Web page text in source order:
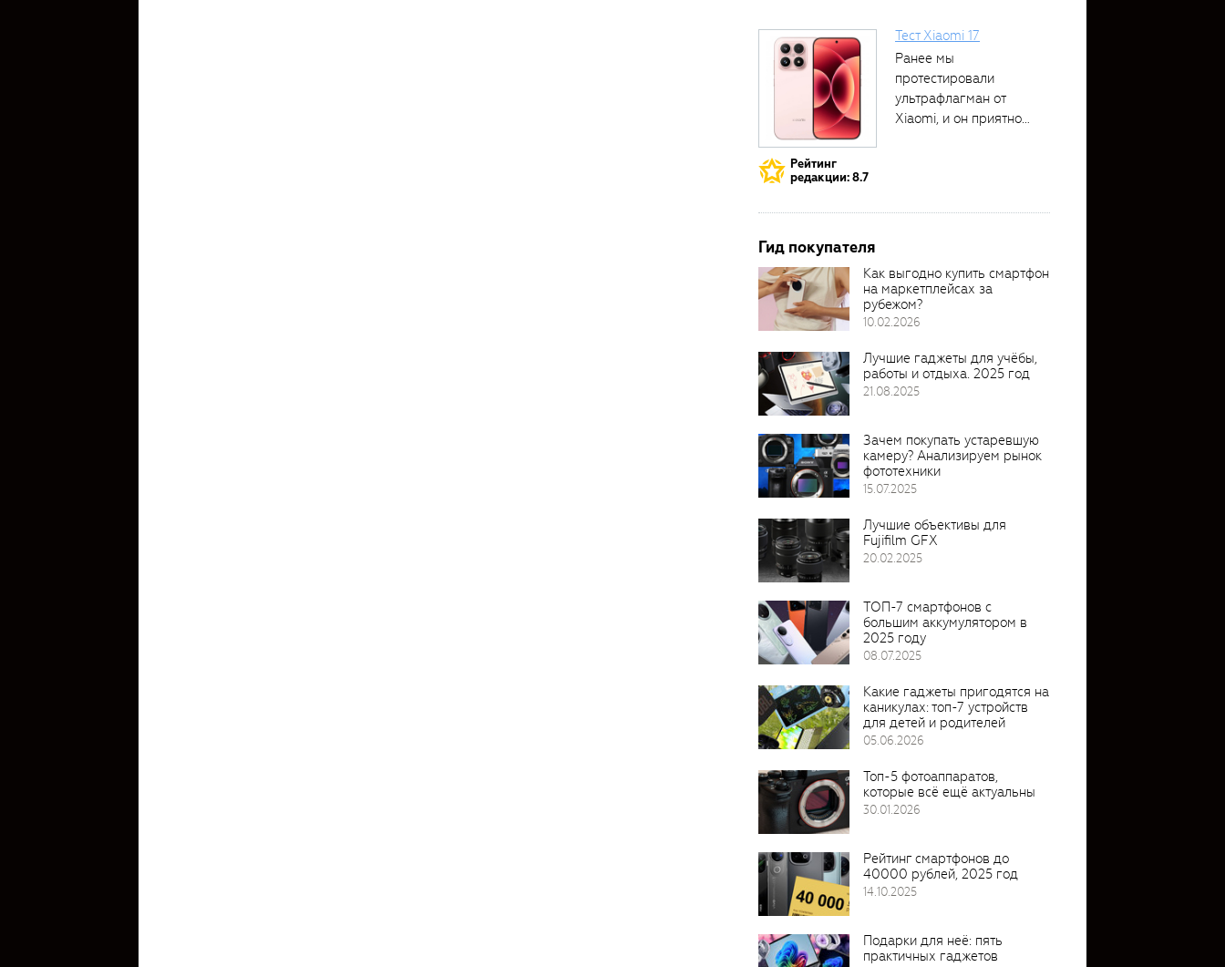
Рейтинг
редакции: 8.7
Тест Xiaomi 17
Ранее мы
протестировали
ультрафлагман от
Xiaomi, и он приятно
Гид покупателя
Как выгодно купить смартфон
на маркетплейсах за
рубежом?
10.02.2026
Лучшие гаджеты для учёбы,
работы и отдыха. 2025 год
21.08.2025
Зачем покупать устаревшую
камеру? Анализируем рынок
фототехники
15.07.2025
Лучшие объективы для
Fujifilm GFX
20.02.2025
ТОП-7 смартфонов с
большим аккумулятором в
2025 году
08.07.2025
Какие гаджеты пригодятся на
каникулах: топ-7 устройств
для детей и родителей
05.06.2026
Топ-5 фотоаппаратов,
которые всё ещё актуальны
30.01.2026
Рейтинг смартфонов до
40000 рублей, 2025 год
14.10.2025
Подарки для неё: пять
практичных гаджетов